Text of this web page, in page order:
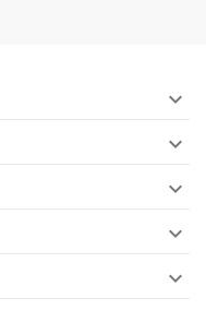




